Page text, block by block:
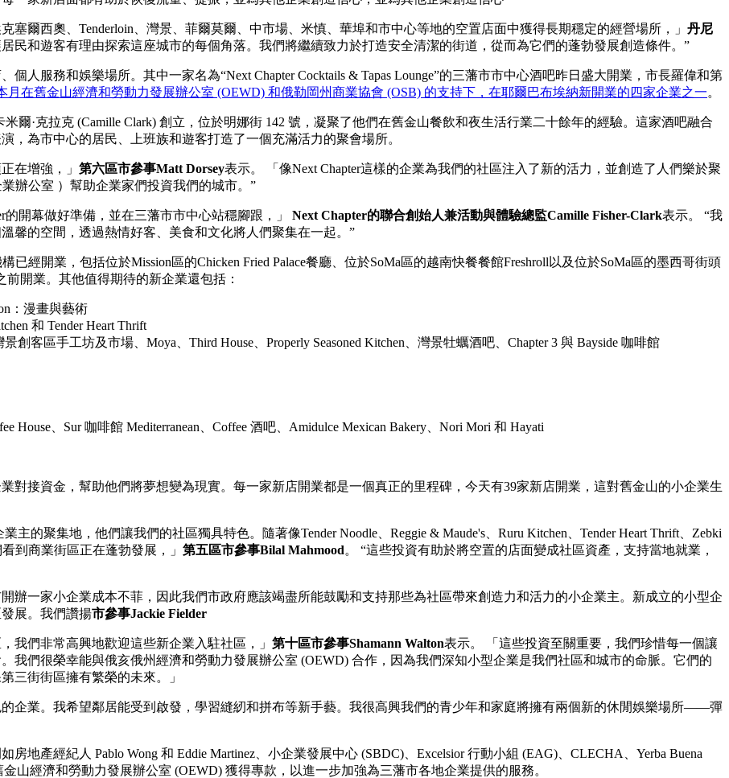
塞爾西奧、Tenderloin、灣景、菲爾莫爾、中市場、米慎、華埠和市中心等地的空置店面中獲得長期穩定的經營場所，」 丹尼
民和遊客有理由探索這座城市的每個角落。我們將繼續致力於打造安全清潔的街道，從而為它們的蓬勃發展創造條件。”
人服務和娛樂場所。其中一家名為“Next Chapter Cocktails & Tapas Lounge”的三藩市市中心酒吧昨日盛大開業，市長羅偉和第
本月在舊金山經濟和勞動力發展辦公室 (OEWD) 和俄勒岡州商業協會 (OSB) 的支持下，在耶爾巴布埃納新開業的四家企業之一。
米爾·克拉克 (Camille Clark) 創立，位於明娜街 142 號，凝聚了他們在舊金山餐飲和夜生活行業二十餘年的經驗。這家酒吧融合
，為市中心的居民、上班族和遊客打造了一個充滿活力的聚會場所。
在增強，」 第六區市參事Matt Dorsey表示。 「像Next Chapter這樣的企業為我們的社區注入了新的活力，並創造了人們樂於聚
辦公室 ）幫助企業家們投資我們的城市。”
的開幕做好準備，並在三藩市市中心站穩腳跟，」 Next Chapter的聯合創始人兼活動與體驗總監Camille Fisher-Clark表示。 “我
馨的空間，透過熱情好客、美食和文化將人們聚集在一起。”
經開業，包括位於Mission區的Chicken Fried Palace餐廳、位於SoMa區的越南快餐餐館Freshroll以及位於SoMa區的墨西哥街頭
前開業。其他值得期待的新企業還包括：
：漫畫與藝術
和 Tender Heart Thrift
創客區手工坊及市場、Moya、Third House、Properly Seasoned Kitchen、灣景牡蠣酒吧、Chapter 3 與 Bayside 咖啡館
House、Sur 咖啡館 Mediterranean、Coffee 酒吧、Amidulce Mexican Bakery、Nori Mori 和 Hayati
對接資金，幫助他們將夢想變為現實。每一家新店開業都是一個真正的里程碑，今天有39家新店開業，這對舊金山的小企業生
主的聚集地，他們讓我們的社區獨具特色。隨著像Tender Noodle、Reggie & Maude's、Ruru Kitchen、Tender Heart Thrift、Zebki
到商業街區正在蓬勃發展，」 第五區市參事Bilal Mahmood。 “這些投資有助於將空置的店面變成社區資產，支持當地就業，
辦一家小企業成本不菲，因此我們市政府應該竭盡所能鼓勵和支持那些為社區帶來創造力和活力的小企業主。新成立的小型企
展。我們讚揚市參事Jackie Fielder
我們非常高興地歡迎這些新企業入駐社區，」 第十區市參事Shamann Walton表示。 「這些投資至關重要，我們珍惜每一個讓
我們很榮幸能與俄亥俄州經濟和勞動力發展辦公室 (OEWD) 合作，因為我們深知小型企業是我們社區和城市的命脈。它們的
三街街區擁有繁榮的未來。」
企業。我希望鄰居能受到啟發，學習縫紉和拼布等新手藝。我很高興我們的青少年和家庭將擁有兩個新的休閒娛樂場所——彈
地產經紀人 Pablo Wong 和 Eddie Martinez、小企業發展中心 (SBDC)、Excelsior 行動小組 (EAG)、CLECHA、Yerba Buena
山經濟和勞動力發展辦公室 (OEWD) 獲得專款，以進一步加強為三藩市各地企業提供的服務。